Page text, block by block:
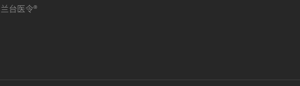
兰台医令®